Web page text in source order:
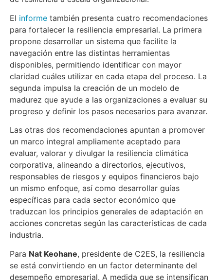
El informe también presenta cuatro recomendaciones
para fortalecer la resiliencia empresarial. La primera
propone desarrollar un sistema que facilite la
navegación entre las distintas herramientas
disponibles, permitiendo identificar con mayor
claridad cuáles utilizar en cada etapa del proceso. La
segunda impulsa la creación de un modelo de
madurez que ayude a las organizaciones a evaluar su
progreso y definir los pasos necesarios para avanzar.
Las otras dos recomendaciones apuntan a promover
un marco integral ampliamente aceptado para
evaluar, valorar y divulgar la resiliencia climática
corporativa, alineando a directorios, ejecutivos,
responsables de riesgos y equipos financieros bajo
un mismo enfoque, así como desarrollar guías
específicas para cada sector económico que
traduzcan los principios generales de adaptación en
acciones concretas según las características de cada
industria.
Para Nat Keohane, presidente de C2ES, la resiliencia
se está convirtiendo en un factor determinante del
desempeño empresarial. A medida que se intensifican